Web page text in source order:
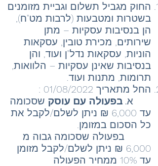
החוק מגביל תשלום וגביית מזומנים
בשטרות ומטבעות (לרבות מט"ח),
הן בנסיבות עסקיות – מתן
שירותים, מכירת טובין, עסקאות
הוניות, עסקאות נדל"ן ועוד, והן
בנסיבות שאינן עסקיות – הלוואות,
תרומות, מתנות ועוד.
החל מתאריך 01/08/2022 :
א. בפעולה עם עוסק שסכומה
עד 6,000 ₪ ניתן לשלם/לקבל את
כל הסכום במזומן.
בפעולה שסכומה גבוה מ
6,000 ₪ ניתן לשלם/לקבל מזומן
עד 10% ממחיר הפעולה